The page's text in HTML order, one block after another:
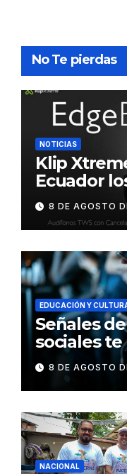
No Te pierdas
NOTICIAS
Klip
Ecuador
DynaBuds
8 DE AGOSTO
EDUCACIÓN Y
Señales
sociales
8 DE AGOSTO
NACIONAL